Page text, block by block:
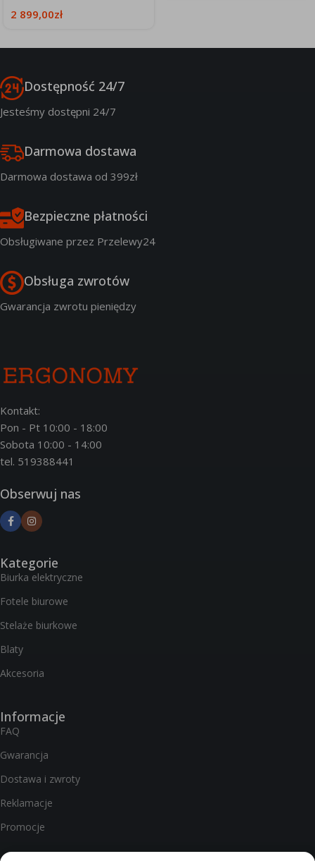
2 899,00zł
Dostępność 24/7
Jesteśmy dostępni 24/7
Darmowa dostawa
Darmowa dostawa od 399zł
Bezpieczne płatności
Obsługiwane przez Przelewy24
Obsługa zwrotów
Gwarancja zwrotu pieniędzy
Kontakt:
Pon - Pt 10:00 - 18:00
Sobota 10:00 - 14:00
tel. 519388441
Obserwuj nas
Kategorie
Biurka elektryczne
Fotele biurowe
Stelaże biurkowe
Blaty
Akcesoria
Informacje
FAQ
Gwarancja
Dostawa i zwroty
Reklamacje
Promocje